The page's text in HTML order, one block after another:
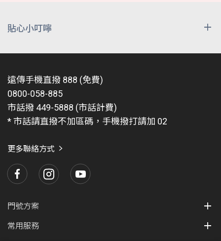
傳幣匯入至客戶門號之對應遠傳心生活App帳號，不另
外用簡訊通知
登入【遠傳心生活APP】後即可看到遠傳幣，可從
APP 遠傳幣交易明細中查詢，操作步驟如下：開啟
遠傳心生活 APP → 會員 → 遠傳幣 → 交易紀錄。
遠傳幣可於遠傳心生活 APP【遠傳幣兌換區】挑選
換等值商品，或至遠傳 friDay 購物全館使用，除生
日禮、線上換好禮、全家館外，全館適用，以購物
車結帳顯示畫面為主。
傳幣將於啟用後次次月底前自動匯入至客戶門號之
對應遠傳心生活 APP 帳號，不另外用簡訊通知，贈
貼心小叮嚀
訂單確認後將由宅配物流人員現場收回影本雙證及
其他相關證明文件。
專案生效後合約期間內不得退租（含一退一租、轉
至 4G 或預付卡、因違約或違反法令致遭停機
本專案贈送之優惠，並需依啟用方案繳交專案補貼
款及電信優惠補貼款，實際應繳之專案違約金以本
專案合約未到期之日為單位，按合約總日數比例計
總額 x (合約未到期日數／合約約定日數) ，四捨五
入計算至整數；電信優惠補貼款以實際已享贈送傳
遠傳手機直撥 888 (免費)
0800-058-885
市話撥 449-5888 (市話計費)
* 市話請直撥不加區碼，手機撥打請加 02
更多聯絡方式
門號方案
常用服務